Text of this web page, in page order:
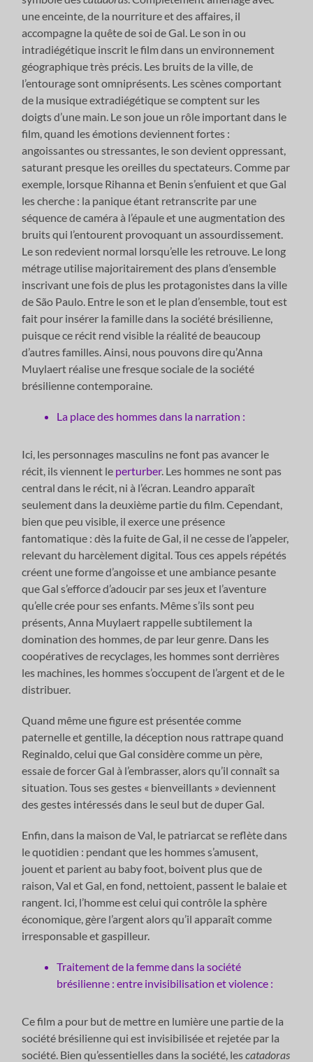
une enceinte, de la nourriture et des affaires, il
accompagne la quête de soi de Gal. Le son in ou
intradiégétique inscrit le film dans un environnement
géographique très précis. Les bruits de la ville, de
l’entourage sont omniprésents. Les scènes comportant
de la musique extradiégétique se comptent sur les
doigts d’une main. Le son joue un rôle important dans le
film, quand les émotions deviennent fortes :
angoissantes ou stressantes, le son devient oppressant,
saturant presque les oreilles du spectateurs. Comme par
exemple, lorsque Rihanna et Benin s’enfuient et que Gal
les cherche : la panique étant retranscrite par une
séquence de caméra à l’épaule et une augmentation des
bruits qui l’entourent provoquant un assourdissement.
Le son redevient normal lorsqu’elle les retrouve. Le long
métrage utilise majoritairement des plans d’ensemble
inscrivant une fois de plus les protagonistes dans la ville
de São Paulo. Entre le son et le plan d’ensemble, tout est
fait pour insérer la famille dans la société brésilienne,
puisque ce récit rend visible la réalité de beaucoup
d’autres familles. Ainsi, nous pouvons dire qu’Anna
Muylaert réalise une fresque sociale de la société
brésilienne contemporaine.
La place des hommes dans la narration :
Ici, les personnages masculins ne font pas avancer le
récit, ils viennent le perturber. Les hommes ne sont pas
central dans le récit, ni à l’écran. Leandro apparaît
seulement dans la deuxième partie du film. Cependant,
bien que peu visible, il exerce une présence
fantomatique : dès la fuite de Gal, il ne cesse de l’appeler,
relevant du harcèlement digital. Tous ces appels répétés
créent une forme d’angoisse et une ambiance pesante
que Gal s’efforce d’adoucir par ses jeux et l’aventure
qu’elle crée pour ses enfants. Même s’ils sont peu
présents, Anna Muylaert rappelle subtilement la
domination des hommes, de par leur genre. Dans les
coopératives de recyclages, les hommes sont derrières
les machines, les hommes s’occupent de l’argent et de le
distribuer.
Quand même une figure est présentée comme
paternelle et gentille, la déception nous rattrape quand
Reginaldo, celui que Gal considère comme un père,
essaie de forcer Gal à l’embrasser, alors qu’il connaît sa
situation. Tous ses gestes « bienveillants » deviennent
des gestes intéressés dans le seul but de duper Gal.
Enfin, dans la maison de Val, le patriarcat se reflète dans
le quotidien : pendant que les hommes s’amusent,
jouent et parient au baby foot, boivent plus que de
raison, Val et Gal, en fond, nettoient, passent le balaie et
rangent. Ici, l’homme est celui qui contrôle la sphère
économique, gère l’argent alors qu’il apparaît comme
irresponsable et gaspilleur.
Traitement de la femme dans la société
brésilienne : entre invisibilisation et violence :
Ce film a pour but de mettre en lumière une partie de la
société brésilienne qui est invisibilisée et rejetée par la
société. Bien qu’essentielles dans la société, lescatadoras